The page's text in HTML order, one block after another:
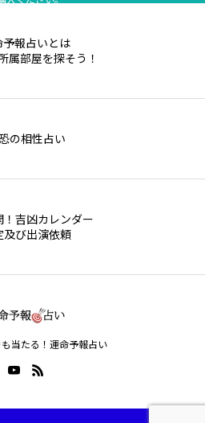
予報占いとは
属部屋を探そう！
の相性占い
！吉凶カレンダー
及び出演依頼
当たる！運命予報占い